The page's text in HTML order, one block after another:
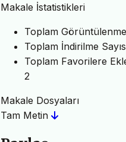
Makale İstatistikleri
Toplam Görüntülenme
Toplam İndirilme
Toplam Favorilere
2
Makale Dosyaları
Tam Metin